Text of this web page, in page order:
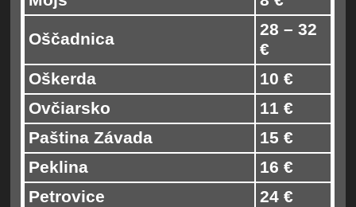
Oščadnica
28 – 32
€
Oškerda
10 €
Ovčiarsko
11 €
Paština Závada
15 €
Peklina
16 €
Petrovice
24 €